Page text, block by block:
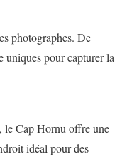
photographes. De
pour capturer la
le Cap Hornu offre une
idéal pour des